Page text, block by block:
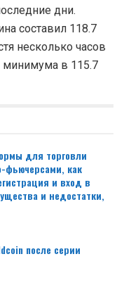
дни.
составил 118.7
несколько часов
минимума в 115.7
для торговли
фьючерсами, как
и вход в
и недостатки,
после серии